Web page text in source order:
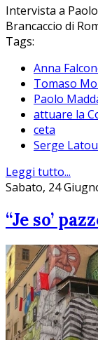
Intervista a
Brancaccio di
Tags:
Anna
Tomaso
Paolo
attuare la
ceta
Serge
Leggi tutto...
Sabato, 24
“Je so’